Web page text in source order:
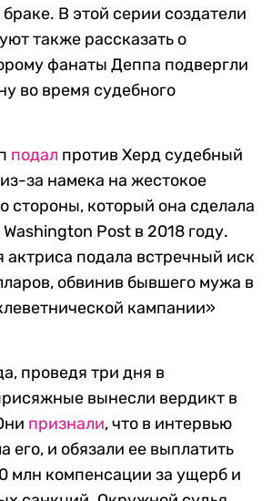
В этой серии создатели
также рассказать о
фанаты Деппа подвергли
во время судебного
подал против Херд судебный
за намека на жестокое
стороны, который она сделала
Post в 2018 году.
актриса подала встречный иск
обвинив бывшего мужа в
кампании»
проведя три дня в
вынесли вердикт в
признали, что в интервью
его, и обязали ее выплатить
млн компенсации за ущерб и